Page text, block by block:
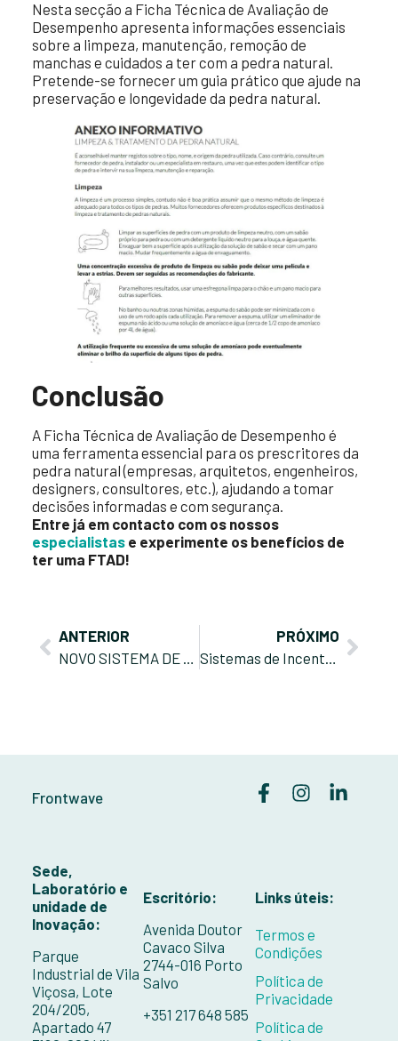
Nesta secção a Ficha Técnica de Avaliação de
Desempenho apresenta informações essenciais
sobre a limpeza, manutenção, remoção de
manchas e cuidados a ter com a pedra natural.
Pretende-se fornecer um guia prático que ajude na
preservação e longevidade da pedra natural.
Conclusão
A Ficha Técnica de Avaliação de Desempenho é
uma ferramenta essencial para os prescritores da
pedra natural (empresas, arquitetos, engenheiros,
designers, consultores, etc.), ajudando a tomar
decisões informadas e com segurança.
Entre já em contacto com os nossos
especialistas e experimente os benefícios de
ter uma FTAD!
ANTERIOR
PRÓXIMO
Frontwave
Sede,
Laboratório e
unidade de
Inovação:
Parque
Industrial de Vila
Viçosa, Lote
204/205,
Apartado 47
Escritório:
Avenida Doutor
Cavaco Silva
2744-016 Porto
Salvo
+351 217 648 585
Links úteis:
Termos e
Condições
Política de
Privacidade
Política de